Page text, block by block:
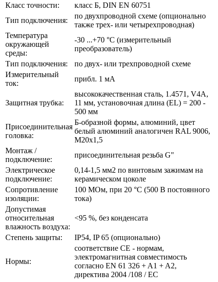
Класс точности:
класс Б, DIN EN 60751
Тип подключения:
по двухпроводной схеме (опционально
также трех- или четырехпроводная)
Температура
окружающей
среды:
-30 ...+70 °C (измерительный
преобразователь)
Тип подключения:
по двух- или трехпроводной схеме
Измерительный
ток:
прибл. 1 мА
Защитная трубка:
высококачественная сталь, 1.4571, V4A,
11 мм, установочная длина (EL) = 200 -
500 мм
Присоединительная
головка:
Б-образной формы, алюминий, цвет
белый алюминий аналогичен RAL 9006,
М20x1,5
Монтаж /
подключение:
присоединительная резьба G"
Электрическое
подключение:
0,14-1,5 мм2 по винтовым зажимам на
керамическом цоколе
Сопротивление
изоляции:
100 МОм, при 20 °C (500 В постоянного
тока)
Допустимая
относительная
влажность воздуха:
<95 %, без конденсата
Степень защиты: IP54, IP 65 (опционально)
Нормы:
соответствие CE - нормам,
электромагнитная совместимость
согласно EN 61 326 + A1 + A2,
директива 2004 /108 / EC